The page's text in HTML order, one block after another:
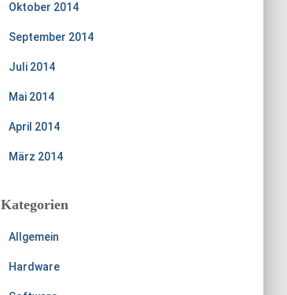
Oktober 2014
September 2014
Juli 2014
Mai 2014
April 2014
März 2014
Kategorien
Allgemein
Hardware